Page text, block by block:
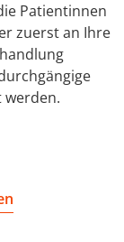
Patientinnen
zuerst an Ihre
werden.